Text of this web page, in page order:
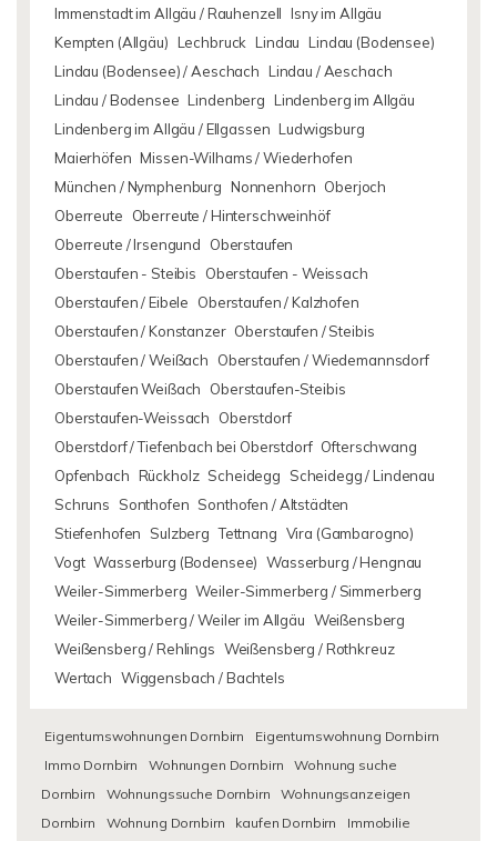
Immenstadt im Allgäu / Rauhenzell Isny im Allgäu
Kempten (Allgäu) Lechbruck Lindau Lindau (Bodensee)
Lindau (Bodensee) / Aeschach Lindau / Aeschach
Lindau / Bodensee Lindenberg Lindenberg im Allgäu
Lindenberg im Allgäu / Ellgassen Ludwigsburg
Maierhöfen Missen-Wilhams / Wiederhofen
München / Nymphenburg Nonnenhorn Oberjoch
Oberreute
Oberreute / Hinterschweinhöf
Oberreute / Irsengund
Oberstaufen
Oberstaufen - Steibis
Oberstaufen - Weissach
Oberstaufen / Eibele
Oberstaufen / Kalzhofen
Oberstaufen / Konstanzer Oberstaufen / Steibis
Oberstaufen / Weißach
Oberstaufen / Wiedemannsdorf
Oberstaufen Weißach
Oberstaufen-Steibis
Oberstaufen-Weissach
Oberstdorf
Oberstdorf / Tiefenbach bei Oberstdorf Ofterschwang
Opfenbach Rückholz Scheidegg
Scheidegg / Lindenau
Schruns
Sonthofen Sonthofen / Altstädten
Stiefenhofen
Sulzberg Tettnang Vira (Gambarogno)
Vogt Wasserburg (Bodensee) Wasserburg / Hengnau
Weiler-Simmerberg Weiler-Simmerberg / Simmerberg
Weiler-Simmerberg / Weiler im Allgäu Weißensberg
Weißensberg / Rehlings Weißensberg / Rothkreuz
Wertach Wiggensbach / Bachtels
Eigentumswohnungen Dornbirn
Eigentumswohnung Dornbirn
Immo Dornbirn
Wohnungen Dornbirn
Wohnung suche
Dornbirn
Wohnungssuche Dornbirn
Wohnungsanzeigen
Dornbirn
Wohnung Dornbirn kaufen Dornbirn
Immobilie